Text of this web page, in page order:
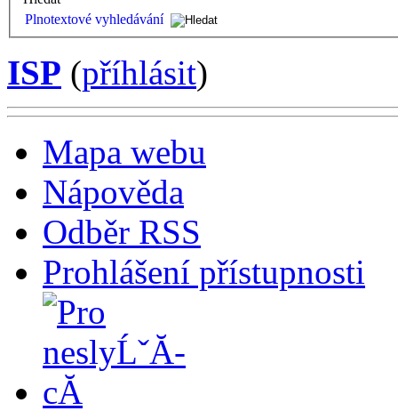
Plnotextové vyhledávání
ISP (příhlásit)
Mapa webu
Nápověda
Odběr RSS
Prohlášení přístupnosti